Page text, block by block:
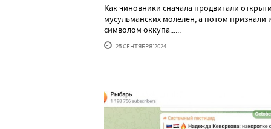
Как чиновники сначала продвигали
мусульманских молелен, а потом признали
символом оккупа......
25 СЕНТЯБРЯ'2024